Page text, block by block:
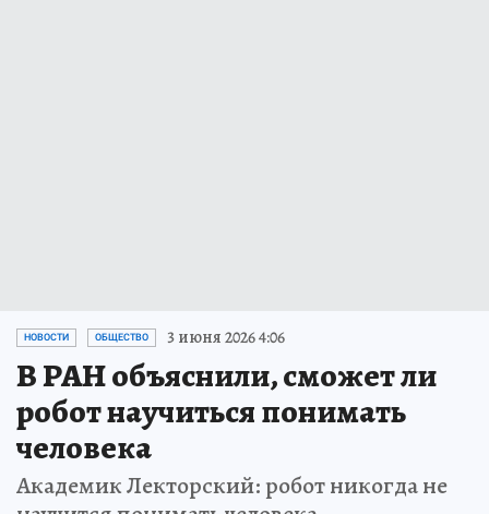
НОВОСТИ ОБЩЕСТВО 3 июня 2026 4:06
В РАН объяснили, сможет ли
робот научиться понимать
человека
Академик Лекторский: робот никогда не